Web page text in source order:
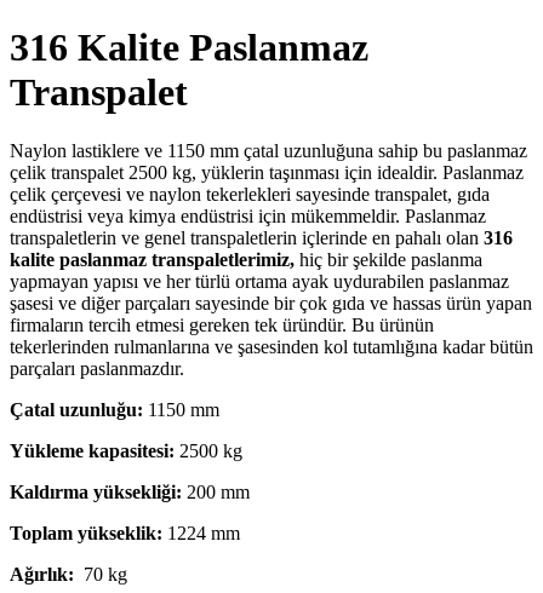
316 Kalite Paslanmaz
Transpalet
Naylon lastiklere ve 1150 mm çatal uzunluğuna sahip bu paslanmaz
çelik transpalet 2500 kg, yüklerin taşınması için idealdir. Paslanmaz
çelik çerçevesi ve naylon tekerlekleri sayesinde transpalet, gıda
endüstrisi veya kimya endüstrisi için mükemmeldir. Paslanmaz
transpaletlerin ve genel transpaletlerin içlerinde en pahalı olan 316
kalite paslanmaz transpaletlerimiz, hiç bir şekilde paslanma
yapmayan yapısı ve her türlü ortama ayak uydurabilen paslanmaz
şasesi ve diğer parçaları sayesinde bir çok gıda ve hassas ürün yapan
firmaların tercih etmesi gereken tek üründür. Bu ürünün
tekerlerinden rulmanlarına ve şasesinden kol tutamlığına kadar bütün
parçaları paslanmazdır.
Çatal uzunluğu: 1150 mm
Yükleme kapasitesi: 2500 kg
Kaldırma yüksekliği: 200 mm
Toplam yükseklik: 1224 mm
Ağırlık: 70 kg